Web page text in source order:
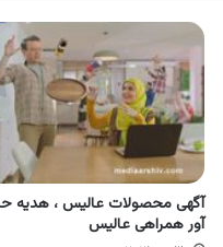
آگهی محصولات عالیس ، هدیه
آور همراهی عالیس